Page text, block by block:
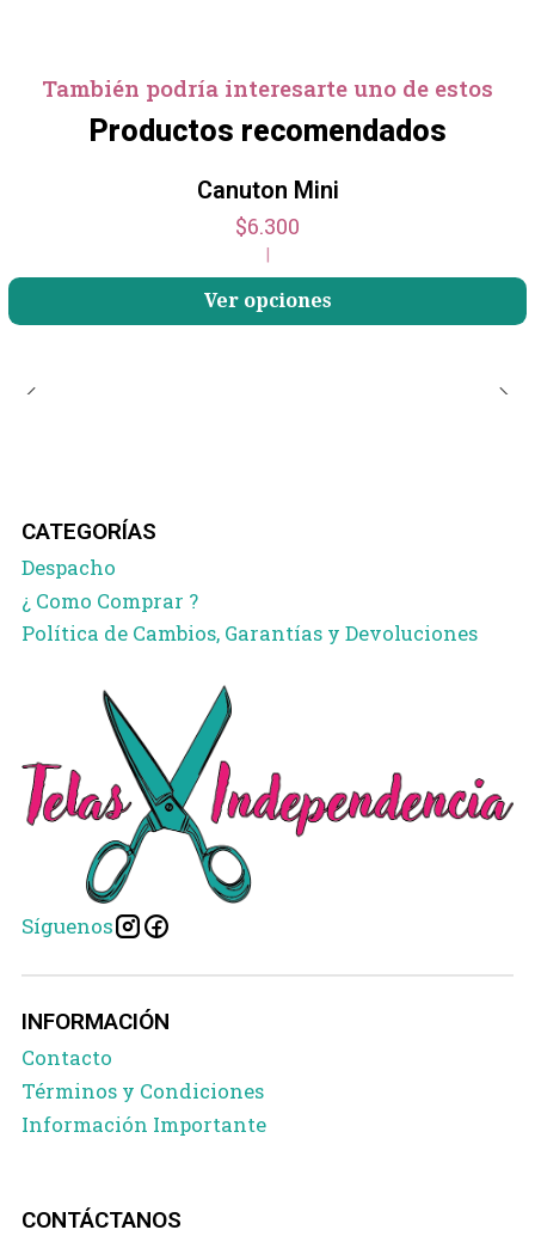
También podría interesarte uno de estos
Productos recomendados
Canuton Mini
$6.300
|
Ver opciones
CATEGORÍAS
Despacho
¿ Como Comprar ?
Política de Cambios, Garantías y Devoluciones
Síguenos
INFORMACIÓN
Contacto
Términos y Condiciones
Información Importante
CONTÁCTANOS